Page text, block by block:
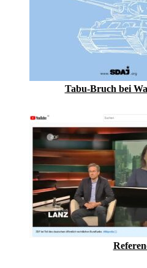
Tabu-Bruch bei